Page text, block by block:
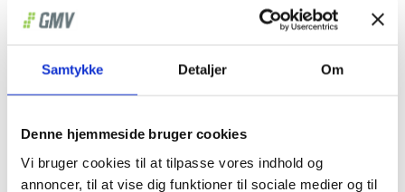
Samtykke Detaljer Om
Denne hjemmeside bruger cookies
Vi bruger cookies til at tilpasse vores indhold og
annoncer, til at vise dig funktioner til sociale medier og til
Hydraulisches Anheben und Neigen der Plattform für die
Gipskartonmontage